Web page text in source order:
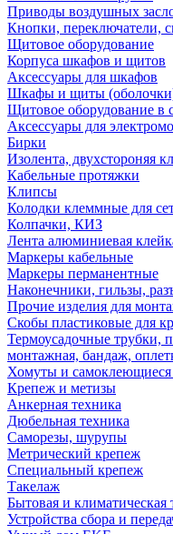
Приводы воздушных
Кнопки, переключатели,
Щитовое оборудование
Корпуса шкафов и щитов
Аксессуары для шкафов
Шкафы и щиты
Щитовое оборудование в
Аксессуары для
Бирки
Изолента, двухстороняя
Кабельные протяжки
Клипсы
Колодки клеммные для
Колпачки, КИЗ
Лента алюминиевая
Маркеры кабельные
Маркеры перманентные
Наконечники, гильзы,
Прочие изделия для
Скобы пластиковые для
Термоусадочные трубки,
монтажная, бандаж,
Хомуты и
Крепеж и метизы
Анкерная техника
Дюбельная техника
Саморезы, шурупы
Метрический крепеж
Специальный крепеж
Такелаж
Бытовая и климатическая
Устройства сбора и